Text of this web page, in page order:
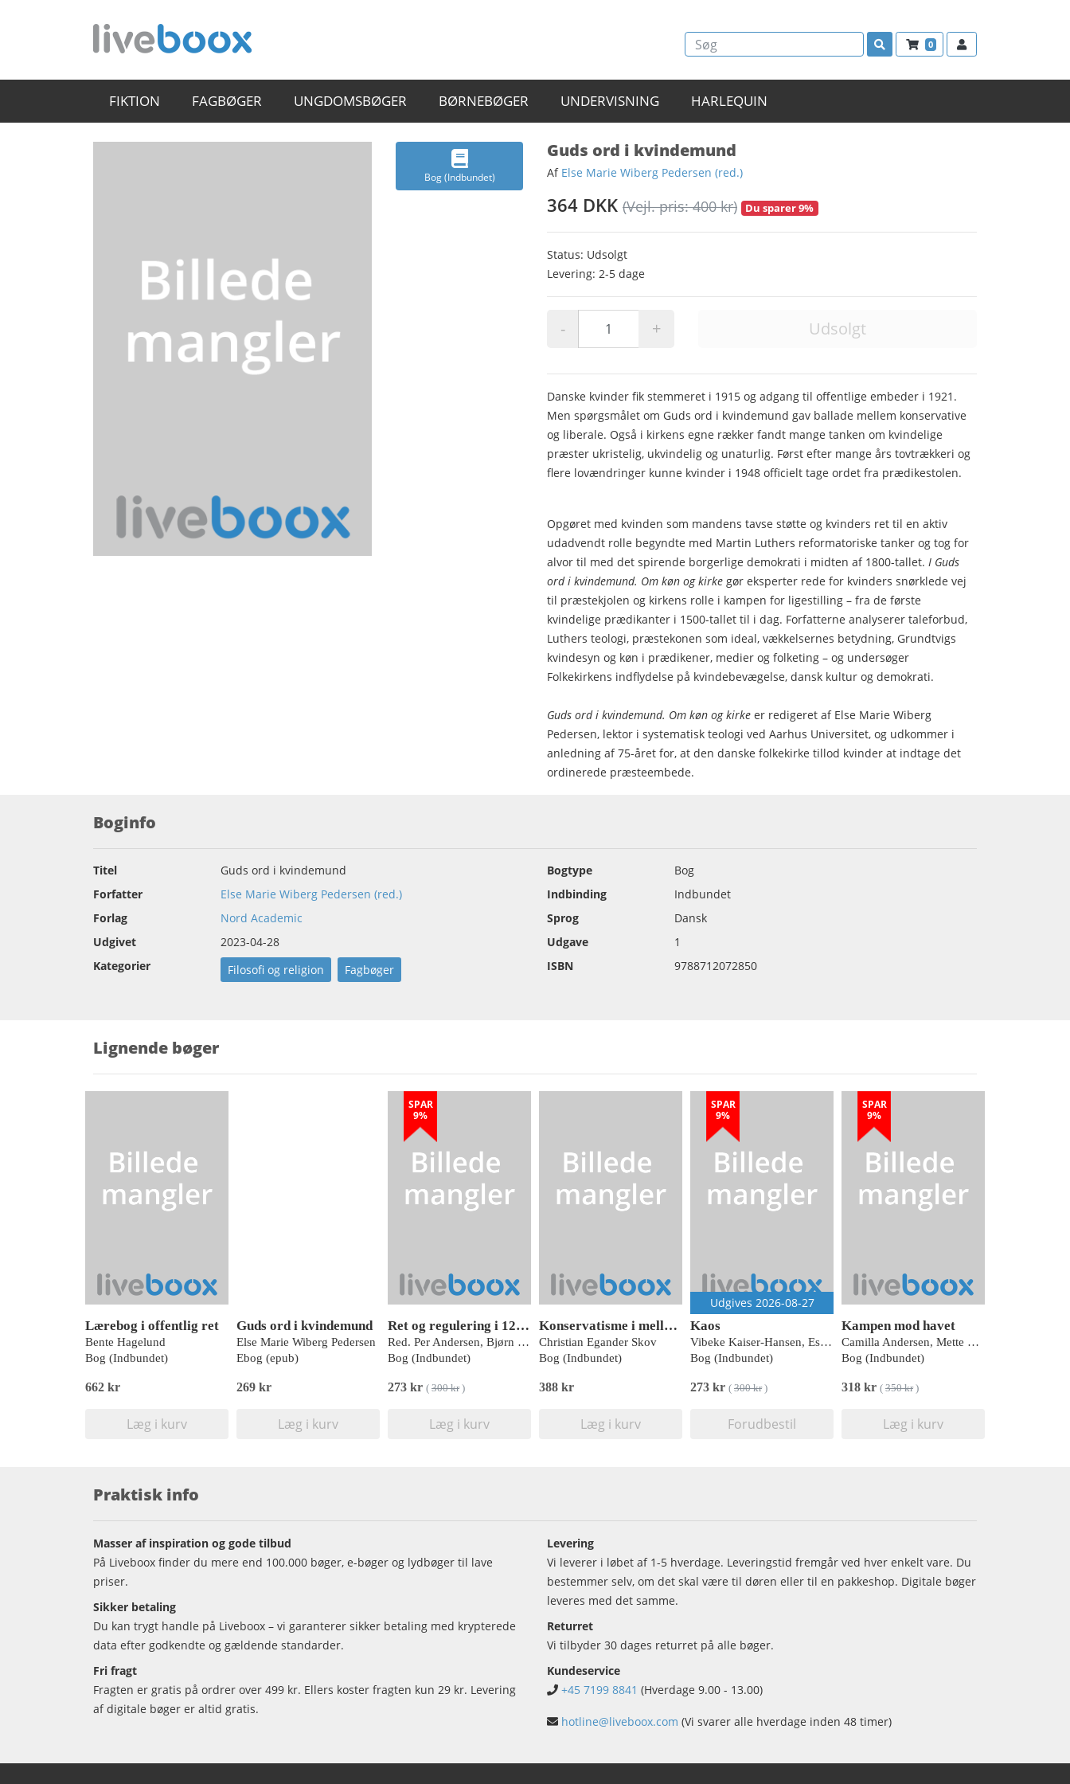
0
FIKTION FAGBØGER UNGDOMSBØGER BØRNEBØGER UNDERVISNING HARLEQUIN
Bog (Indbundet)
Guds ord i kvindemund
Af Else Marie Wiberg Pedersen (red.)
364 DKK (Vejl. pris: 400 kr) Du sparer 9%
Status: Udsolgt
Levering: 2-5 dage
- + Udsolgt
Danske kvinder fik stemmeret i 1915 og adgang til offentlige embeder i 1921.
Men spørgsmålet om Guds ord i kvindemund gav ballade mellem konservative
og liberale. Også i kirkens egne rækker fandt mange tanken om kvindelige
præster ukristelig, ukvindelig og unaturlig. Først efter mange års tovtrækkeri og
flere lovændringer kunne kvinder i 1948 officielt tage ordet fra prædikestolen.
Opgøret med kvinden som mandens tavse støtte og kvinders ret til en aktiv
udadvendt rolle begyndte med Martin Luthers reformatoriske tanker og tog for
alvor til med det spirende borgerlige demokrati i midten af 1800-tallet. I Guds
ord i kvindemund. Om køn og kirke gør eksperter rede for kvinders snørklede vej
til præstekjolen og kirkens rolle i kampen for ligestilling – fra de første
kvindelige prædikanter i 1500-tallet til i dag. Forfatterne analyserer taleforbud,
Luthers teologi, præstekonen som ideal, vækkelsernes betydning, Grundtvigs
kvindesyn og køn i prædikener, medier og folketing – og undersøger
Folkekirkens indflydelse på kvindebevægelse, dansk kultur og demokrati.
Guds ord i kvindemund. Om køn og kirke er redigeret af Else Marie Wiberg
Pedersen, lektor i systematisk teologi ved Aarhus Universitet, og udkommer i
anledning af 75-året for, at den danske folkekirke tillod kvinder at indtage det
ordinerede præsteembede.
Boginfo
Titel
Guds ord i kvindemund
Forfatter
Else Marie Wiberg Pedersen (red.)
Forlag
Nord Academic
Udgivet
2023-04-28
Kategorier
Filosofi og religion Fagbøger
Bogtype
Bog
Indbinding
Indbundet
Sprog
Dansk
Udgave
1
ISBN
9788712072850
Lignende bøger
Lærebog i offentlig ret
Bente Hagelund
Bog (Indbundet)
662 kr
Læg i kurv
Guds ord i kvindemund
Else Marie Wiberg Pedersen
Ebog (epub)
269 kr
Læg i kurv
SPAR
9%
Ret og regulering i 1200-tallets danske byer
Red. Per Andersen, Bjørn Poulsen og Helle Vogt
Bog (Indbundet)
273 kr ( 300 kr)
Læg i kurv
Konservatisme i mellemkrigstiden
Christian Egander Skov
Bog (Indbundet)
388 kr
Læg i kurv
SPAR
9%
Udgives 2026-08-27
Kaos
Vibeke Kaiser-Hansen, Esben Klinker Hansen, Michael Nobel Hviid & Rasmus Skovgaard Jakobsen
Bog (Indbundet)
273 kr ( 300 kr)
Forudbestil
SPAR
9%
Kampen mod havet
Camilla Andersen, Mette Lund Andersen, Anders Bloksgaard, Jake Hubert Gardiner, Michael Riber Jørgensen, Inger Bjørn Knudsen, Line Vestergaard Knudsen og Bo Poulsen
Bog (Indbundet)
318 kr ( 350 kr)
Læg i kurv
Praktisk info
Masser af inspiration og gode tilbud
På Liveboox finder du mere end 100.000 bøger, e-bøger og lydbøger til lave
priser.
Sikker betaling
Du kan trygt handle på Liveboox – vi garanterer sikker betaling med krypterede
data efter godkendte og gældende standarder.
Fri fragt
Fragten er gratis på ordrer over 499 kr. Ellers koster fragten kun 29 kr. Levering
af digitale bøger er altid gratis.
Levering
Vi leverer i løbet af 1-5 hverdage. Leveringstid fremgår ved hver enkelt vare. Du
bestemmer selv, om det skal være til døren eller til en pakkeshop. Digitale bøger
leveres med det samme.
Returret
Vi tilbyder 30 dages returret på alle bøger.
Kundeservice
+45 7199 8841 (Hverdage 9.00 - 13.00)
hotline@liveboox.com (Vi svarer alle hverdage inden 48 timer)